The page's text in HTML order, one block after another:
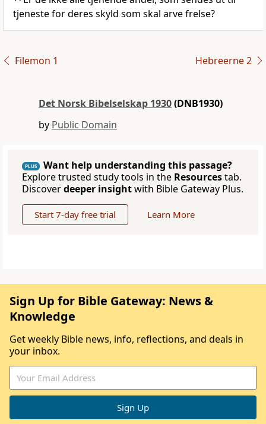
tjeneste for deres skyld som skal arve frelse?
Filemon 1 Hebreerne 2
Det Norsk Bibelselskap 1930(DNB1930)
by Public Domain
PLUS
Want help understanding this passage?
Explore trusted study tools in the Resourcestab.
Discoverdeeper insightwith Bible Gateway Plus.
Start 7-day free trial Learn More
Sign Up for Bible Gateway: News &
Knowledge
Get weekly Bible news, info, reflections, and deals in
your inbox.